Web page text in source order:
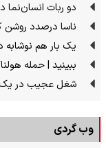
دو ربات انسان‌نما
ناسا درصدد
یک بار هم نوشابه
ببینید | حمله هولناک ۹۰۰ مار کبرای قاتل به ساکنان
شغل عجیب در
وب گردی